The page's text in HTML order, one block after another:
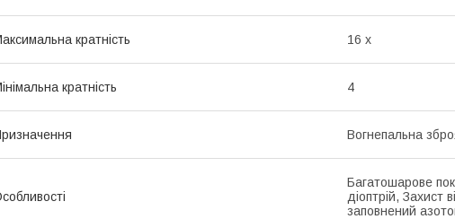
кратність 16 х
кратність 4
Вогнепальна
Багатошарове
діоптрій, Захист
заповнений